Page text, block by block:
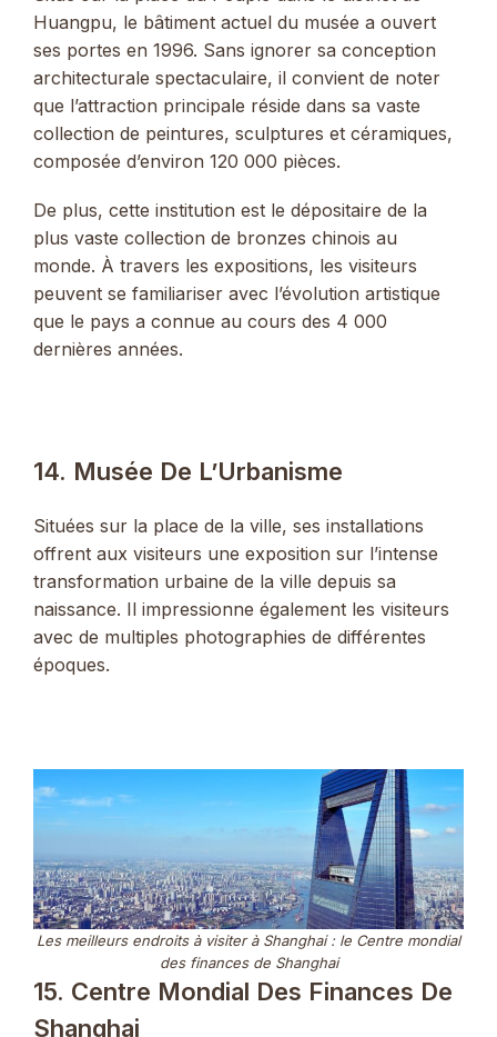
Huangpu, le bâtiment actuel du musée a ouvert
ses portes en 1996. Sans ignorer sa conception
architecturale spectaculaire, il convient de noter
que l’attraction principale réside dans sa vaste
collection de peintures, sculptures et céramiques,
composée d’environ 120 000 pièces.
De plus, cette institution est le dépositaire de la
plus vaste collection de bronzes chinois au
monde. À travers les expositions, les visiteurs
peuvent se familiariser avec l’évolution artistique
que le pays a connue au cours des 4 000
dernières années.
14. Musée De L’Urbanisme
Situées sur la place de la ville, ses installations
offrent aux visiteurs une exposition sur l’intense
transformation urbaine de la ville depuis sa
naissance. Il impressionne également les visiteurs
avec de multiples photographies de différentes
époques.
Les meilleurs endroits à visiter à Shanghai : le Centre mondial
des finances de Shanghai
15. Centre Mondial Des Finances De
Shanghai